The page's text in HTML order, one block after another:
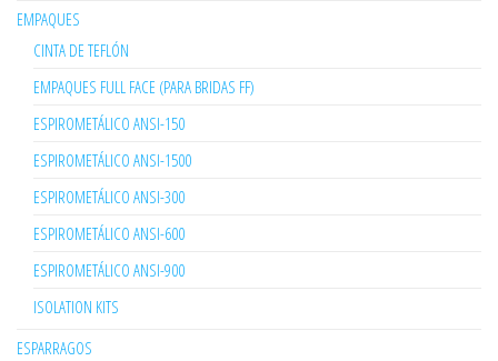
EMPAQUES
CINTA DE TEFLÓN
EMPAQUES FULL FACE (PARA BRIDAS FF)
ESPIROMETÁLICO ANSI-150
ESPIROMETÁLICO ANSI-1500
ESPIROMETÁLICO ANSI-300
ESPIROMETÁLICO ANSI-600
ESPIROMETÁLICO ANSI-900
ISOLATION KITS
ESPARRAGOS